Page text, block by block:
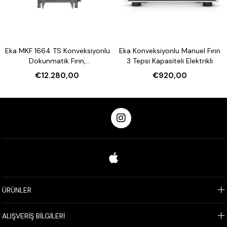
Eka MKF 1664 TS Konveksiyonlu
Dokunmatik Fırın,
Nemlendirmeli 16 Tepsi
Kapasiteli Elektrikli
€12.280,00
Eka Konveksiyonlu Manuel Fırın
3 Tepsi Kapasiteli Elektrikli
€920,00
ÜRÜNLER
ALIŞVERİŞ BİLGİLERİ